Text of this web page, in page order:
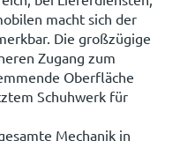
macht sich der
Die großzügige
Zugang zum
Oberfläche
Schuhwerk für
Mechanik in